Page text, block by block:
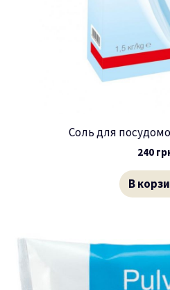
Соль для
240
В